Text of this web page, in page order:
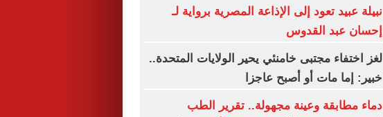
نبيلة عبيد تعود إلى الإذاعة المصرية برواية لـ
إحسان عبد القدوس
لغز اختفاء مجتبى خامنئي يحير الولايات المتحدة..
خبير: إما مات أو أصبح عاجزا
دماء مطابقة وعينة مجهولة.. تقرير الطب